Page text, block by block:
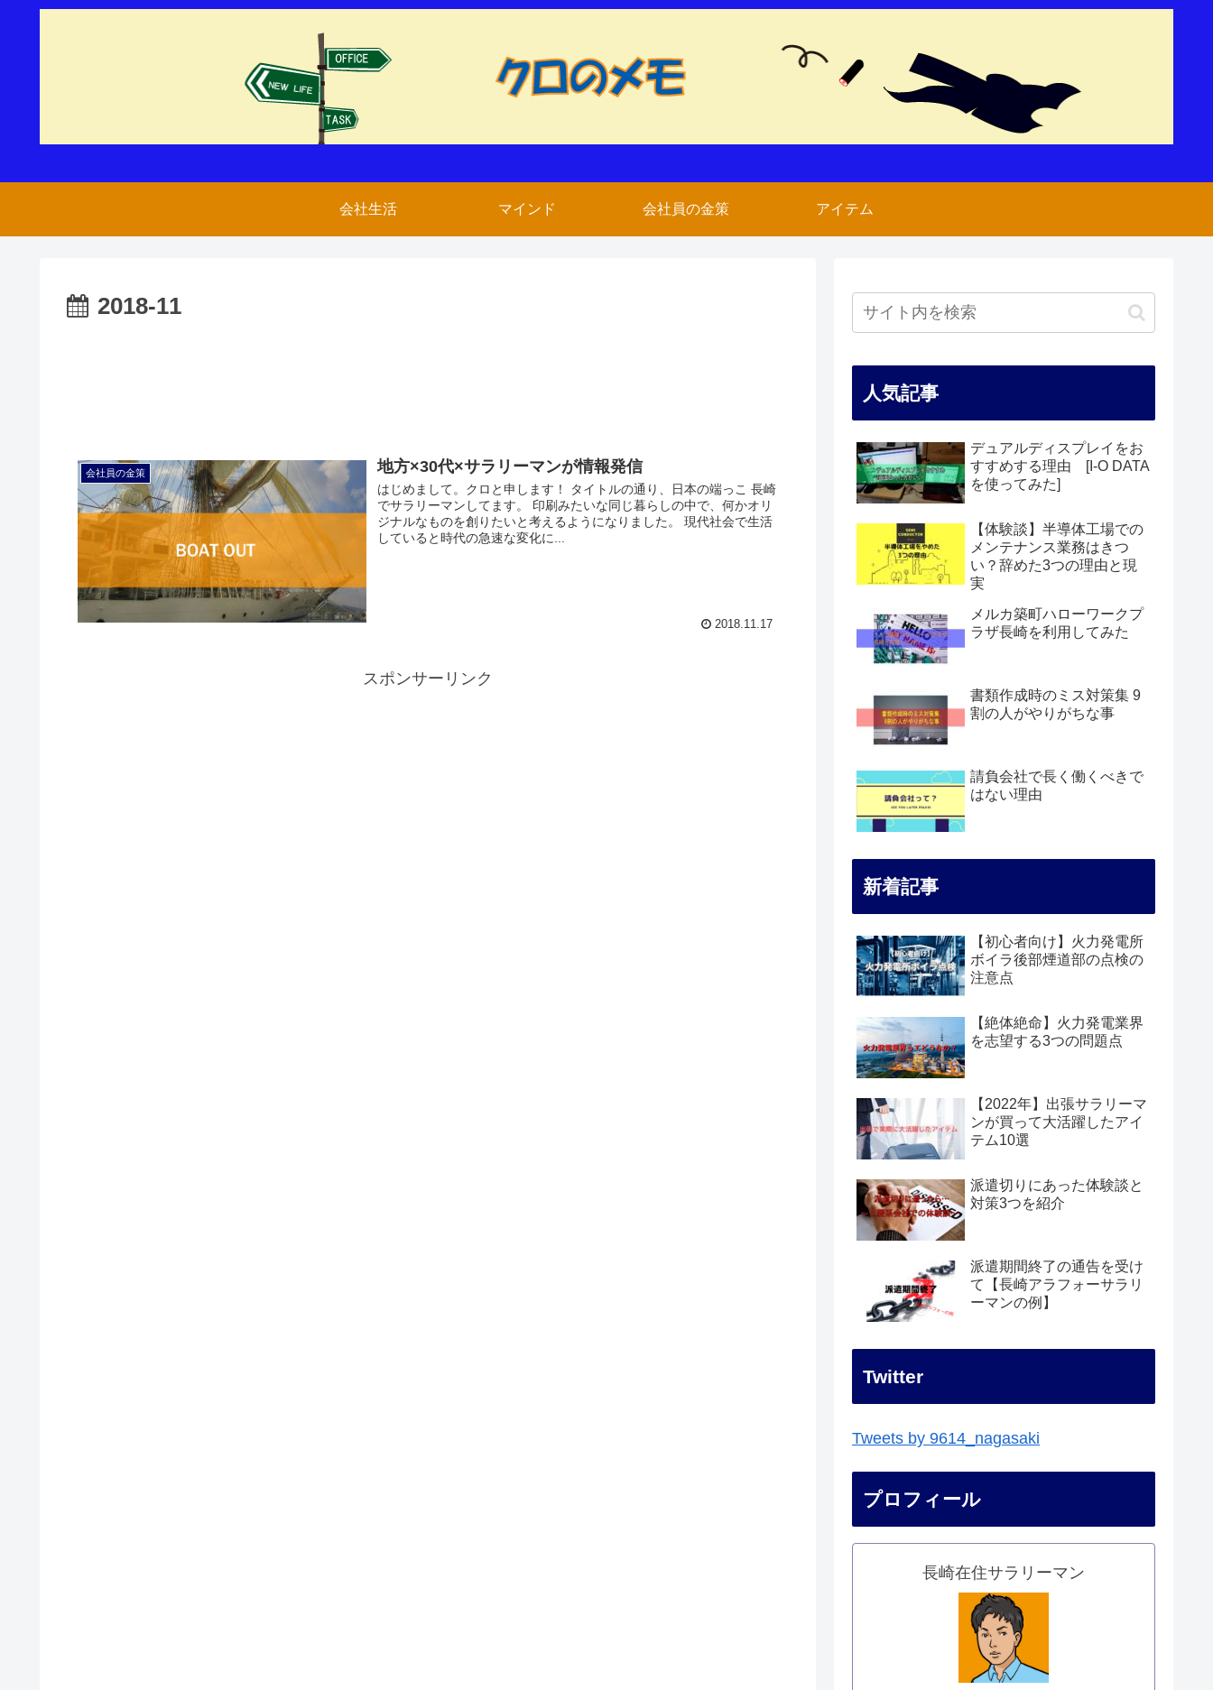
会社生活 マインド 会社員の金策 アイテム
2018-11
会社員の金策 地方×30代×サラリーマンが情報発信
はじめまして。クロと申します！ タイトルの通り、日本の端っこ 長崎
でサラリーマンしてます。 印刷みたいな同じ暮らしの中で、何かオリ
ジナルなものを創りたいと考えるようになりました。 現代社会で生活
していると時代の急速な変化に...
2018.11.17
スポンサーリンク
人気記事
デュアルディスプレイをお
すすめする理由 [I-O DATA
を使ってみた]
【体験談】半導体工場での
メンテナンス業務はきつ
い？辞めた3つの理由と現
実
メルカ築町ハローワークプ
ラザ長崎を利用してみた
書類作成時のミス対策集 9
割の人がやりがちな事
請負会社で長く働くべきで
はない理由
新着記事
【初心者向け】火力発電所
ボイラ後部煙道部の点検の
注意点
【絶体絶命】火力発電業界
を志望する3つの問題点
【2022年】出張サラリーマ
ンが買って大活躍したアイ
テム10選
派遣切りにあった体験談と
対策3つを紹介
派遣期間終了の通告を受け
て【長崎アラフォーサラリ
ーマンの例】
Twitter
Tweets by 9614_nagasaki
プロフィール
長崎在住サラリーマン